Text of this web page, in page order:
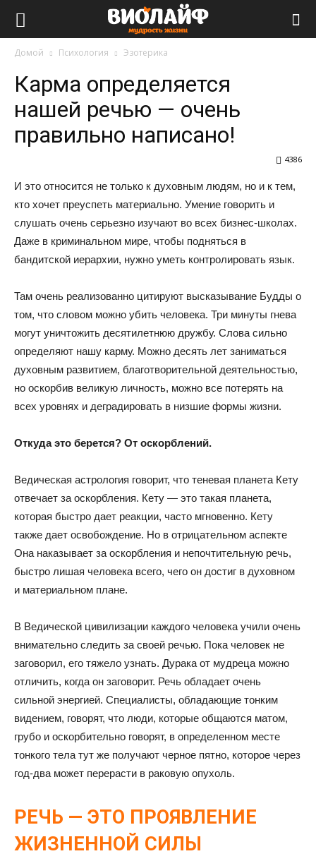
Домой Психология Эзотерика
Карма определяется
нашей речью — очень
правильно написано!
4386
И это относится не только к духовным людям, но и к тем,
кто хочет преуспеть материально. Умение говорить и
слушать очень серьезно изучают во всех бизнес-школах.
Даже в криминальном мире, чтобы подняться в
бандитской иерархии, нужно уметь контролировать язык.
Там очень реализованно цитируют высказывание Будды о
том, что словом можно убить человека. Три минуты гнева
могут уничтожить десятилетнюю дружбу. Слова сильно
определяют нашу карму. Можно десять лет заниматься
духовным развитием, благотворительной деятельностью,
но оскорбив великую личность, можно все потерять на
всех уровнях и деградировать в низшие формы жизни.
Откуда это берется? От оскорблений.
Ведическая астрология говорит, что теневая планета Кету
отвечает за оскорбления. Кету — это такая планета,
которая быстро дает реакции, часто мгновенно. Кету
также дает освобождение. Но в отрицательном аспекте
Она наказывает за оскорбления и непочтительную речь,
быстро лишая человека всего, чего он достиг в духовном
и материальном плане.
В Ведической цивилизации каждого человека учили очень
внимательно следить за своей речью. Пока человек не
заговорил, его тяжело узнать. Дурака от мудреца можно
отличить, когда он заговорит. Речь обладает очень
сильной энергией. Специалисты, обладающие тонким
видением, говорят, что люди, которые общаются матом,
грубо и оскорбительно говорят, в определенном месте
тонкого тела тут же получают черное пятно, которое через
год-два может перерасти в раковую опухоль.
РЕЧЬ — ЭТО ПРОЯВЛЕНИЕ
ЖИЗНЕННОЙ СИЛЫ